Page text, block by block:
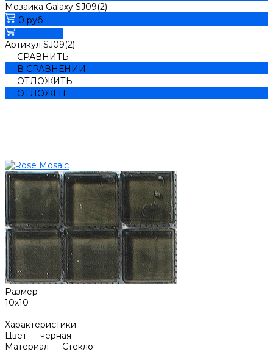
Мозаика Galaxy SJ09(2)
0 руб
Артикул SJ09(2)
СРАВНИТЬ
В СРАВНЕНИИ
ОТЛОЖИТЬ
ОТЛОЖЕН
Размер
10х10
-
Характеристики
Цвет — чёрная
Материал — Стекло